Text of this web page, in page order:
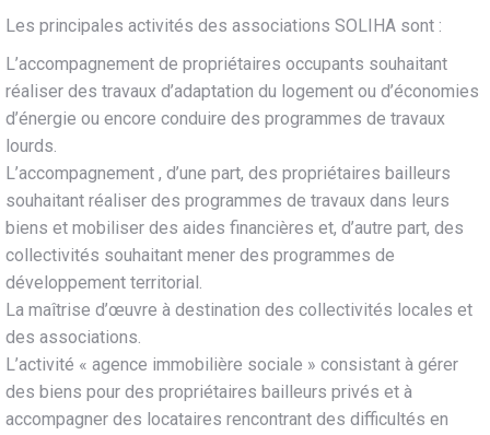
Les principales activités des associations SOLIHA sont :
L’accompagnement de propriétaires occupants souhaitant
réaliser des travaux d’adaptation du logement ou d’économies
d’énergie ou encore conduire des programmes de travaux
lourds.
L’accompagnement , d’une part, des propriétaires bailleurs
souhaitant réaliser des programmes de travaux dans leurs
biens et mobiliser des aides financières et, d’autre part, des
collectivités souhaitant mener des programmes de
développement territorial.
La maîtrise d’œuvre à destination des collectivités locales et
des associations.
L’activité « agence immobilière sociale » consistant à gérer
des biens pour des propriétaires bailleurs privés et à
accompagner des locataires rencontrant des difficultés en